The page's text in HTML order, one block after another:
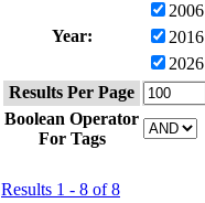
Year:
2006
2016
2026
Results Per Page
Boolean Operator
For Tags
Results 1 - 8 of 8